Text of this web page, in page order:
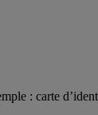
: carte